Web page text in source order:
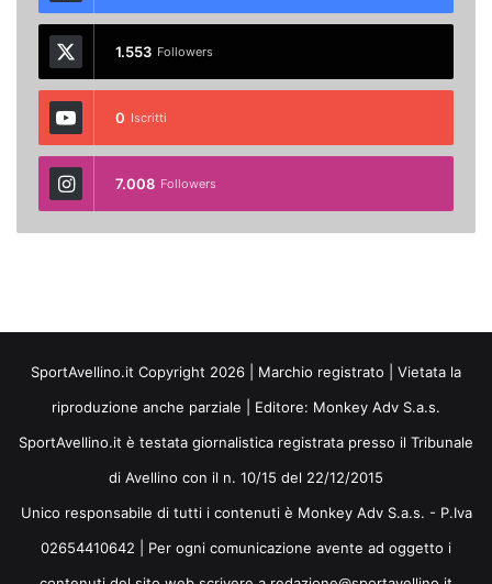
1.553 Followers
0 Iscritti
7.008 Followers
SportAvellino.it Copyright 2026 | Marchio registrato | Vietata la
riproduzione anche parziale | Editore: Monkey Adv S.a.s.
SportAvellino.it è testata giornalistica registrata presso il Tribunale
di Avellino con il n. 10/15 del 22/12/2015
Unico responsabile di tutti i contenuti è Monkey Adv S.a.s. - P.Iva
02654410642 | Per ogni comunicazione avente ad oggetto i